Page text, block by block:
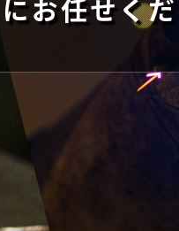
にお任せく